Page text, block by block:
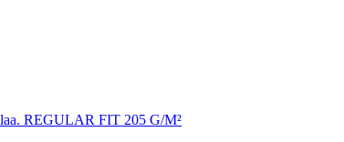
REGULAR FIT 205 G/M²